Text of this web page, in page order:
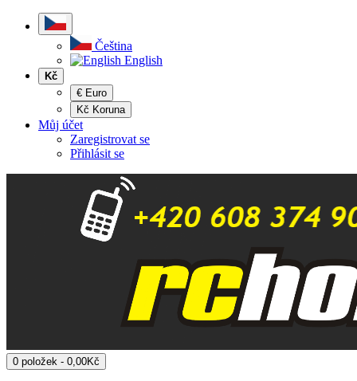
Čeština
English
Kč
€ Euro
Kč Koruna
Můj účet
Zaregistrovat se
Přihlásit se
0 položek - 0,00Kč